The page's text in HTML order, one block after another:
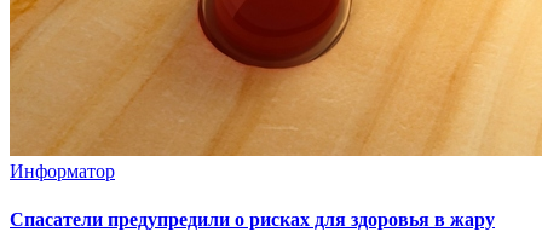
Информатор
Спасатели предупредили о рисках для здоровья в жару